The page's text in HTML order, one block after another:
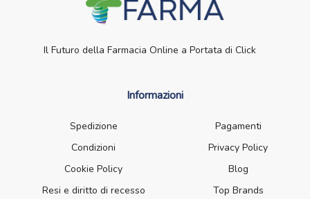
Il Futuro della Farmacia Online a Portata di Click
Informazioni
Spedizione
Pagamenti
Condizioni
Privacy Policy
Cookie Policy
Blog
Resi e diritto di recesso
Top Brands